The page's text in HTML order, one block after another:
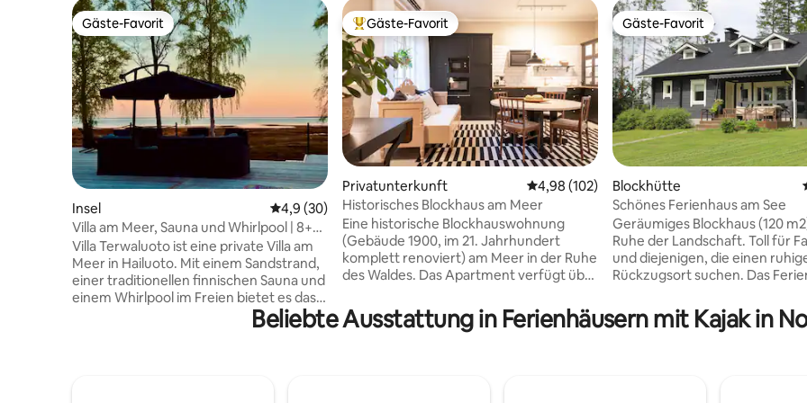
Gäste-Favorit
Gäste-Favorit
Insel Durchschnittliche Bewertung: 4,9 von 5, 30 Bewertungen
4,9 (30)
Villa am Meer, Sauna und Whirlpool | 8+2
Gäste
Villa Terwaluoto ist eine private Villa am
Meer in Hailuoto. Mit einem Sandstrand,
einer traditionellen finnischen Sauna und
einem Whirlpool im Freien bietet es das
ganze Jahr über Ruhe und Entspannung.
Stilvolle Innenräume, vollständige
Beliebter Gäste-Favorit.
Gäste-Favorit
Privatunterkunft Durchschnittliche Bewertung: 4,98 von 5,
4,98 (102)
Historisches Blockhaus am Meer
Eine historische Blockhauswohnung
(Gebäude 1900, im 21. Jahrhundert
komplett renoviert) am Meer in der Ruhe
des Waldes. Das Apartment verfügt über
Küche, ein Badezimmer und einen Flur.
Voll ausgestattete Küche:
Gäste-Favorit
Gäste-Favorit
Blockhütte
Schönes Ferienhaus am See
Geräumiges Blockhaus (120
Ruhe der Landschaft. Toll für
und diejenigen, die einen
Rückzugsort suchen. Das
Schlafzimmer. Zwei
zwei Einzelbetten. Das
Beliebte Ausstattung in Ferienhäusern mit Kajak in